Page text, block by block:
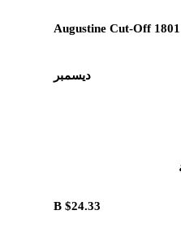
1801 Augustine Cut-Off
ديسمبر
$24.33 B